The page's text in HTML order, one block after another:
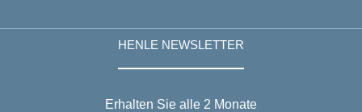
HENLE NEWSLETTER
Erhalten Sie alle 2 Monate